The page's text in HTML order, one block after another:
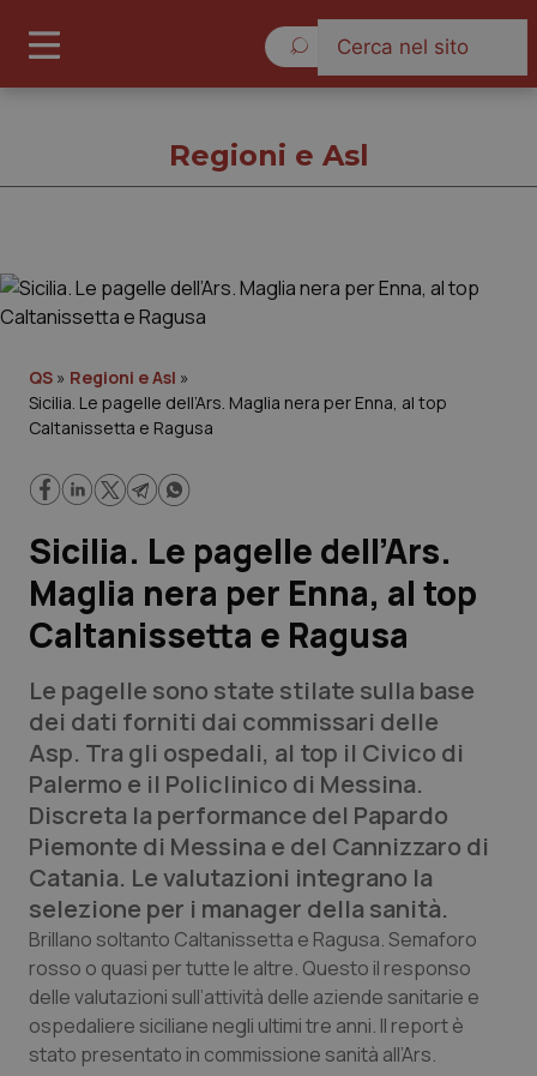
Governo e Parlamento
Regioni e Asl
Lavoro e Professioni
Scienza e Farmaci
Studi e Analisi
Lettere al direttore
Edizioni Regionali
QS Pro
Professionisti Sanitari.AI
Abruzzo
Basilicata
QS Pro Gold
Artrite & artrosi
QS Club Newsletter
Regioni e Asl
QS » Regioni e Asl »
Sicilia. Le pagelle dell’Ars. Maglia nera per Enna, al top
Caltanissetta e Ragusa
Sicilia. Le pagelle dell’Ars.
Maglia nera per Enna, al top
Caltanissetta e Ragusa
Le pagelle sono state stilate sulla base
dei dati forniti dai commissari delle
Asp. Tra gli ospedali, al top il Civico di
Palermo e il Policlinico di Messina.
Discreta la performance del Papardo
Piemonte di Messina e del Cannizzaro di
Catania. Le valutazioni integrano la
selezione per i manager della sanità.
Brillano soltanto Caltanissetta e Ragusa. Semaforo
rosso o quasi per tutte le altre. Questo il responso
delle valutazioni sull’attività delle aziende sanitarie e
ospedaliere siciliane negli ultimi tre anni. Il report è
stato presentato in commissione sanità all’Ars.